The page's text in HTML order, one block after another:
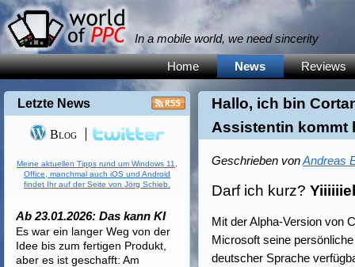
In a mobile world, we need sincerity
Home News Reviews
Hallo, ich bin
Assistentin kommt
Geschrieben vonAndreas
Darf ich kurz?
Mit der Alpha-Version von
Microsoft seine
deutscher Sprache
Letzte News
Blog
Meine aktuellen Tipps rund um Windows 11,
Office, manchmal auch iOS und Android
findet Ihr auf der Seite von Jörg Schieb.
Ab 23.01.2026: Das kann KI
Es war ein langer Weg von der
Idee bis zum fertigen Produkt,
aber es ist geschafft: Am